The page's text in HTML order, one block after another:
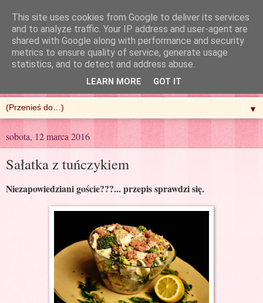
R'n'G Kitchen
▼
sobota, 12 marca 2016
Sałatka z tuńczykiem
Niezapowiedziani goście???... przepis sprawdzi się.
This site uses cookies from Google to deliver its services
and to analyze traffic. Your IP address and user-agent are
shared with Google along with performance and security
metrics to ensure quality of service, generate usage
statistics, and to detect and address abuse.
LEARN MORE GOT IT